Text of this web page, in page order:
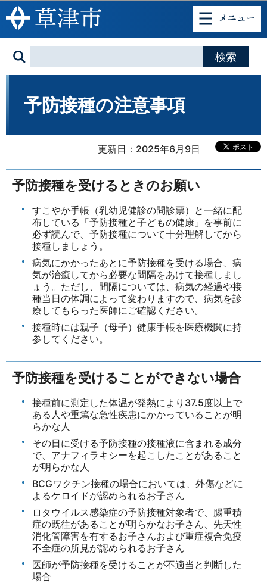
このページの本文へ移動
予防接種の注意事項
更新日：2025年6月9日
予防接種を受けるときのお願い
すこやか手帳（乳幼児健診の問診票）と一緒に配
布している「予防接種と子どもの健康」を事前に
必ず読んで、予防接種について十分理解してから
接種しましょう。
病気にかかったあとに予防接種を受ける場合、病
気が治癒してから必要な間隔をあけて接種しまし
ょう。ただし、間隔については、病気の経過や接
種当日の体調によって変わりますので、病気を診
療してもらった医師にご確認ください。
接種時には親子（母子）健康手帳を医療機関に持
参してください。
予防接種を受けることができない場合
接種前に測定した体温が発熱により37.5度以上で
ある人や重篤な急性疾患にかかっていることが明
らかな人
その日に受ける予防接種の接種液に含まれる成分
で、アナフィラキシーを起こしたことがあること
が明らかな人
BCGワクチン接種の場合においては、外傷などに
よるケロイドが認められるお子さん
ロタウイルス感染症の予防接種対象者で、腸重積
症の既往があることが明らかなお子さん、先天性
消化管障害を有するお子さんおよび重症複合免疫
不全症の所見が認められるお子さん
医師が予防接種を受けることが不適当と判断した
場合